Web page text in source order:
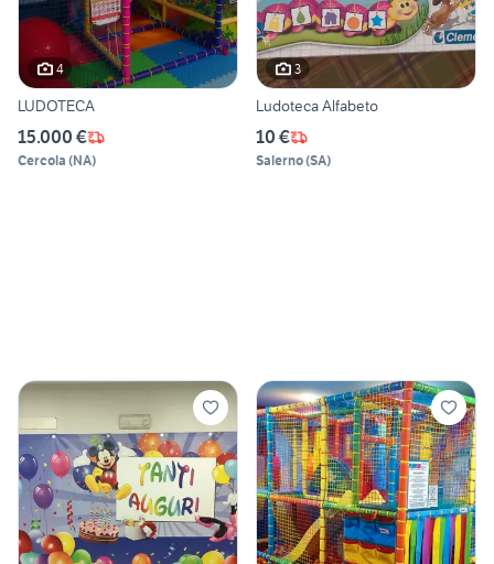
4
LUDOTECA
15.000 €
Cercola (NA)
3
Ludoteca Alfabeto
10 €
Salerno(SA)